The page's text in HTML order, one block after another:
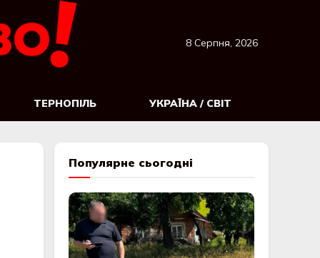
8 Серпня, 2026
ТЕРНОПІЛЬ УКРАЇНА / СВІТ
Популярне сьогодні